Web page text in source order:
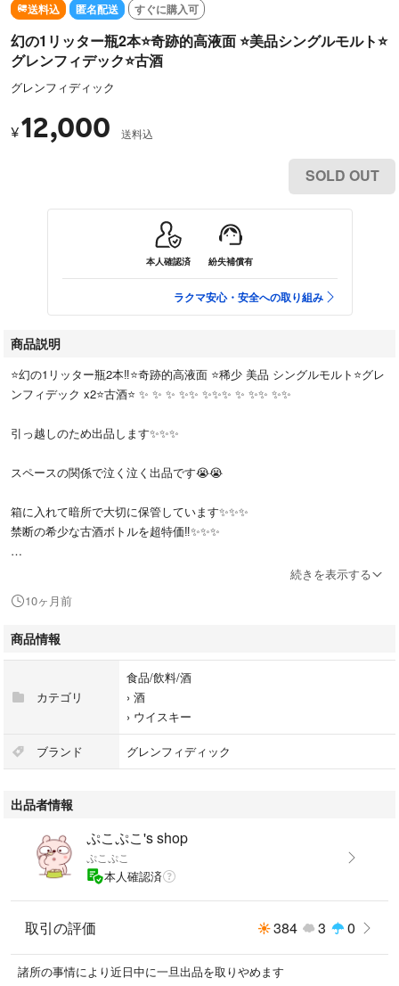
送料込 匿名配送 すぐに購入可
幻の1リッター瓶2本⭐️奇跡的高液面 ⭐️美品シングルモルト⭐️
グレンフィデック⭐️古酒
グレンフィディック
¥12,000 送料込
SOLD OUT
本人確認済 紛失補償有
ラクマ安心・安全への取り組み
商品説明
⭐️幻の1リッター瓶2本‼️⭐️奇跡的高液面 ⭐️稀少 美品 シングルモルト⭐️グレ
ンフィデック x2⭐️古酒⭐️ ✨ ✨ ✨ ✨✨ ✨✨✨ ✨ ✨✨ ✨✨
引っ越しのため出品します✨✨✨
スペースの関係で泣く泣く出品です😭😭
箱に入れて暗所で大切に保管しています✨✨✨
禁断の希少な古酒ボトルを超特価‼️✨✨✨
価格は諸事情により上下します
過度なお値引きご遠慮ください✨ ✨
他にも多数出品しておりますのでご覧になられてください
現品まま、すり替え防止のため返品なしでお願いします
未成年のご購入はお控えくださるようお願いいたします
絶対割れない包装を目指しています！
#スコッチ #スコッチウイスキー
#旧ボトル #旧 #投資 #マッカラン #バランタイン #ジョニーウォーカー #
ブラック #スイング #グレンフィデック #オールドパー #J&B #ベル #oldp
arr#フィンドレイター #ブリタニア #J&B #ホワイトホース #OldParr #ハイ
#ロングモーン #16年#Longmorn #16Y
#ヴァイキングオナー #12年
続きを表示する
10ヶ月前
商品情報
カテゴリ
食品/飲料/酒
› 酒
› ウイスキー
ブランド グレンフィディック
出品者情報
ぷこぷこ's shop
ぷこぷこ
本人確認済
取引の評価 384 3 0
諸所の事情により近日中に一旦出品を取りやめます